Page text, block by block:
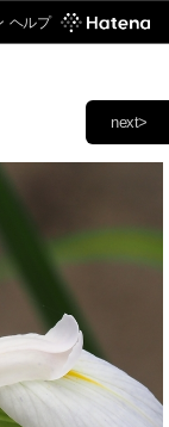
ヘルプ
next>